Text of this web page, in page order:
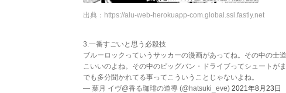
出典： https://alu-web-herokuapp-com.global.ssl.fastly.net
3.一番すごいと思う必殺技
ブルーロックっていうサッカーの漫画があってね。その中の士
こいいのよね。その中のビッグバン・ドライブってシュートが
でも多分聞かれてる事ってこういうことじゃないよね。
— 葉月 イヴ@香る珈琲の道導 (@hatsuki_eve) 2021年8月23日